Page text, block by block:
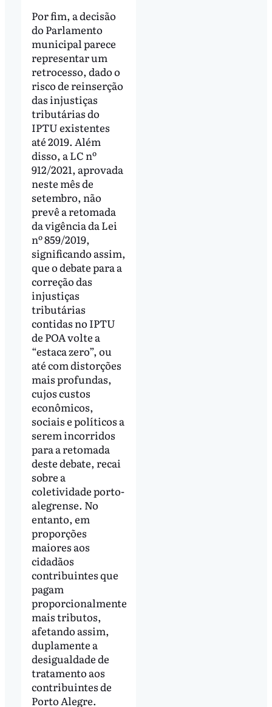
Por fim, a decisão
do Parlamento
municipal parece
representar um
retrocesso, dado o
risco de reinserção
das injustiças
tributárias do
IPTU existentes
até 2019. Além
disso, a LC nº
912/2021, aprovada
neste mês de
setembro, não
prevê a retomada
da vigência da Lei
nº 859/2019,
significando assim,
que o debate para a
correção das
injustiças
tributárias
contidas no IPTU
de POA volte a
“estaca zero”, ou
até com distorções
mais profundas,
cujos custos
econômicos,
sociais e políticos a
serem incorridos
para a retomada
deste debate, recai
sobre a
coletividade porto-
alegrense. No
entanto, em
proporções
maiores aos
cidadãos
contribuintes que
pagam
proporcionalmente
mais tributos,
afetando assim,
duplamente a
desigualdade de
tratamento aos
contribuintes de
Porto Alegre.